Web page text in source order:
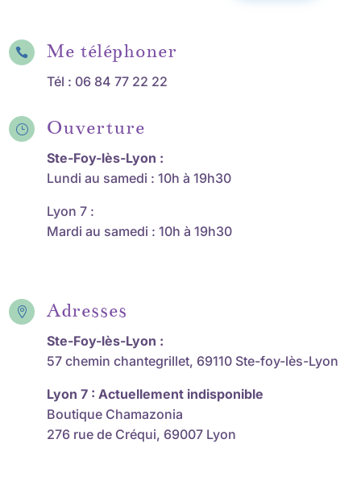
 Me téléphoner
Tél : 06 84 77 22 22
} Ouverture
Ste-Foy-lès-Lyon :
Lundi au samedi : 10h à 19h30
Lyon 7 :
Mardi au samedi : 10h à 19h30
 Adresses
Ste-Foy-lès-Lyon :
57 chemin chantegrillet, 69110 Ste-foy-lès-Lyon
Lyon 7 : Actuellement indisponible
Boutique Chamazonia
276 rue de Créqui, 69007 Lyon